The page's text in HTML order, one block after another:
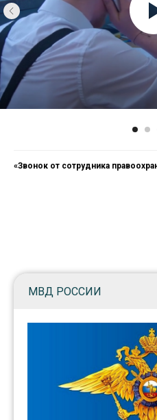
«Звонок от сотрудника